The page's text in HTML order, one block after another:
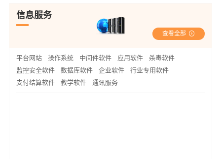
信息服务
查看全部
平台网站 操作系统 中间件软件 应用软件
杀毒软件
监控安全软件
数据库软件 企业软件
行业专用软件
支付结算软件
教学软件 通讯服务